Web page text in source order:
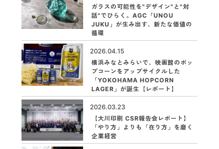
ガラスの可能性を"デザイン"と"対
話"でひらく。AGC「UNOU
JUKU」が生み出す、新たな価値の
循環
2026.04.15
横浜みなとみらいで、映画館のポッ
プコーンをアップサイクルした
「YOKOHAMA HOPCORN
LAGER」が誕生【レポート】
2026.03.23
【大川印刷 CSR報告会レポート】
「やり方」よりも「在り方」を磨く
企業経営